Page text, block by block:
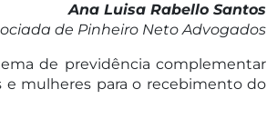
Ana Luisa Rabello Santos
de Pinheiro Neto Advogados
de previdência complementar
mulheres para o recebimento do